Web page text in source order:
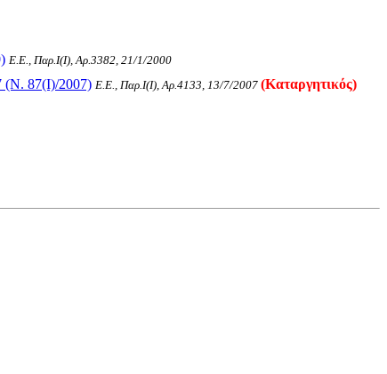
Ε.Ε., Παρ.Ι(I), Αρ.3382, 21/1/2000
(Ν. 87(I)/2007) Ε.Ε., Παρ.Ι(I), Αρ.4133, 13/7/2007 (Καταργητικός)